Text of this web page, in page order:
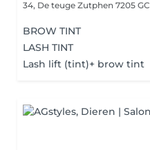
34, De teuge Zutphen 7205 GC
BROW TINT
LASH TINT
Lash lift (tint)+ brow tint